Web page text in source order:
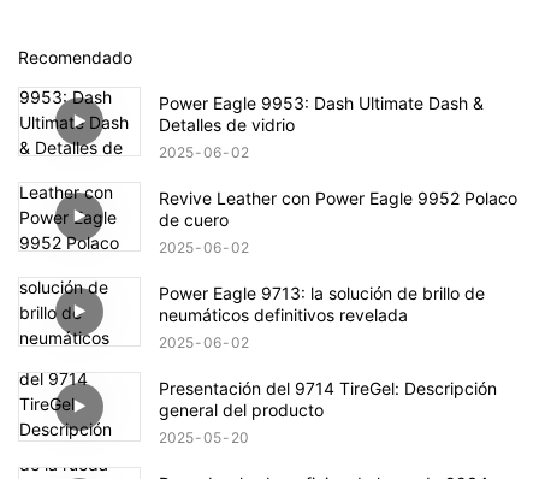
Recomendado
Power Eagle 9953: Dash Ultimate Dash &
Detalles de vidrio
2025 06 02
Revive Leather con Power Eagle 9952 Polaco
de cuero
2025 06 02
Power Eagle 9713: la solución de brillo de
neumáticos definitivos revelada
2025 06 02
Presentación del 9714 TireGel: Descripción
general del producto
2025 05 20